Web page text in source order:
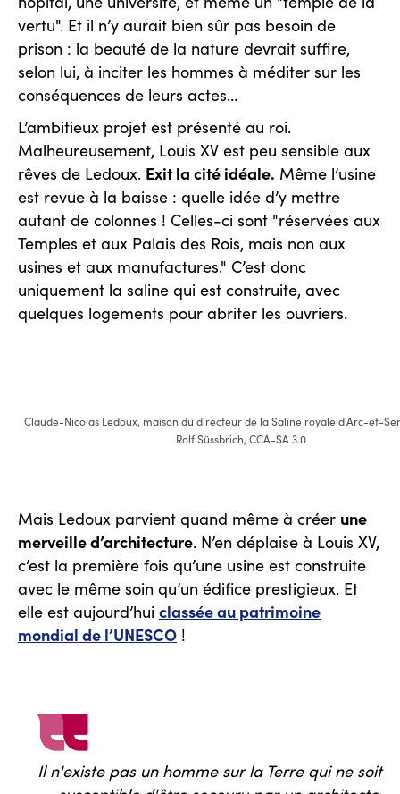
vertu". Et il n’y aurait bien sûr pas besoin de
prison : la beauté de la nature devrait suffire,
selon lui, à inciter les hommes à méditer sur les
conséquences de leurs actes…
L’ambitieux projet est présenté au roi.
Malheureusement, Louis XV est peu sensible aux
rêves de Ledoux. Exit la cité idéale. Même l’usine
est revue à la baisse : quelle idée d’y mettre
autant de colonnes ! Celles-ci sont "réservées aux
Temples et aux Palais des Rois, mais non aux
usines et aux manufactures." C’est donc
uniquement la saline qui est construite, avec
quelques logements pour abriter les ouvriers.
Claude-Nicolas Ledoux, maison du directeur de la Saline royale d'Arc-et-
Rolf Süssbrich, CCA-SA 3.0
Mais Ledoux parvient quand même à créer une
merveille d’architecture. N’en déplaise à Louis XV,
c’est la première fois qu’une usine est construite
avec le même soin qu’un édifice prestigieux. Et
elle est aujourd’hui classée au patrimoine
mondial de l’UNESCO !
Il n'existe pas un homme sur la Terre qui ne soit